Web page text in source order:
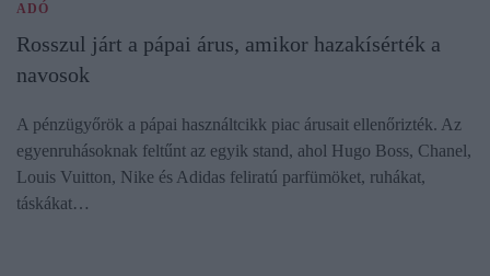
ADÓ
Rosszul járt a pápai árus, amikor hazakísérték a
navosok
A pénzügyőrök a pápai használtcikk piac árusait ellenőrizték. Az
egyenruhásoknak feltűnt az egyik stand, ahol Hugo Boss, Chanel,
Louis Vuitton, Nike és Adidas feliratú parfümöket, ruhákat,
táskákat…